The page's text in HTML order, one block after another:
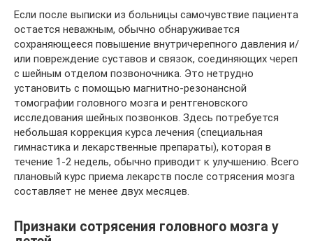
Если после выписки из больницы самочувствие пациента
остается неважным, обычно обнаруживается
сохраняющееся повышение внутричерепного давления и/
или повреждение суставов и связок, соединяющих череп
с шейным отделом позвоночника. Это нетрудно
установить с помощью магнитно-резонансной
томографии головного мозга и рентгеновского
исследования шейных позвонков. Здесь потребуется
небольшая коррекция курса лечения (специальная
гимнастика и лекарственные препараты), которая в
течение 1-2 недель, обычно приводит к улучшению. Всего
плановый курс приема лекарств после сотрясения мозга
составляет не менее двух месяцев.
Признаки сотрясения головного мозга у